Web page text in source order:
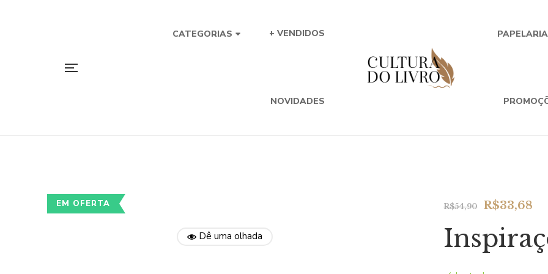
CATEGORIAS + VENDIDOS
NOVIDADES
PAPELARIA
EM OFERTA
Dê uma olhada
R$54,90
Original
was:
R$54,90.
R$33,68
is: